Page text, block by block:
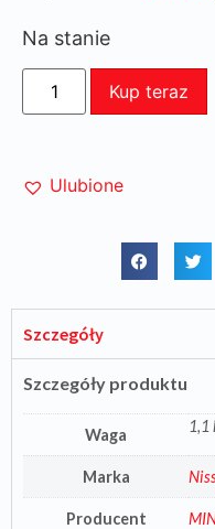
Na stanie
Kup teraz
Ulubione
Szczegóły
Szczegóły produktu
Waga 1,1
Marka
Producent